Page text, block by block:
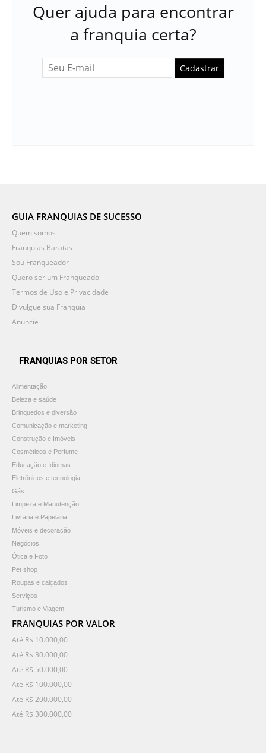
Quer ajuda para encontrar
a franquia certa?
Cadastrar
GUIA FRANQUIAS DE SUCESSO
Quem somos
Franquias Baratas
Sou Franqueador
Quero ser um Franqueado
Termos de Uso e Privacidade
Divulgue sua Franquia
Anuncie
FRANQUIAS POR SETOR
Alimentação
Beleza e saúde
Brinquedos e diversão
Comunicação e marketing
Construção e Imóveis
Cosméticos e Perfume
Educação e Idiomas
Eletrônicos e tecnologia
Gás
Limpeza e Manutenção
Livraria e Papelaria
Móveis e decoração
Negócios
Ótica e Foto
Pet shop
Roupas e calçados
Serviços
Turismo e Viagem
FRANQUIAS POR VALOR
Até R$ 10.000,00
Até R$ 30.000,00
Até R$ 50.000,00
Até R$ 100.000,00
Até R$ 200.000,00
Até R$ 300.000,00